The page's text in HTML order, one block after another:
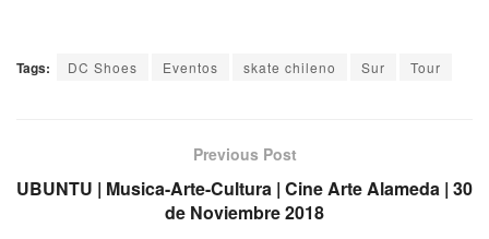
Tags: DC Shoes Eventos skate chileno Sur Tour
Previous Post
UBUNTU | Musica-Arte-Cultura | Cine Arte Alameda | 30
de Noviembre 2018